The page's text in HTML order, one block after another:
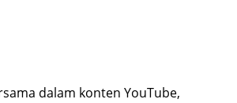
dalam konten YouTube,